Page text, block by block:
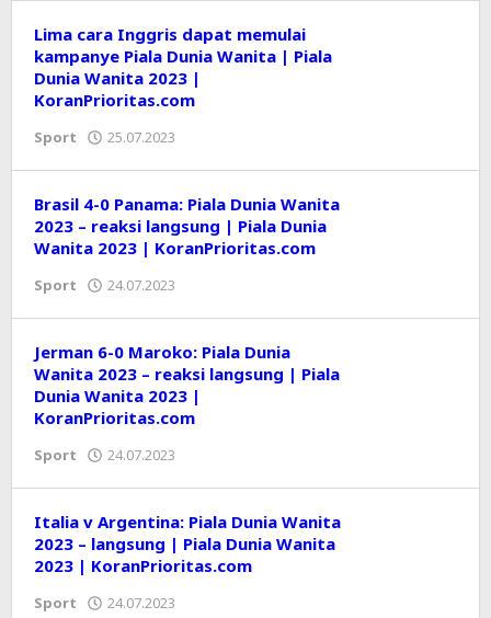
Lima cara Inggris dapat memulai
kampanye Piala Dunia Wanita | Piala
Dunia Wanita 2023 |
KoranPrioritas.com
Sport 25.07.2023
Brasil 4-0 Panama: Piala Dunia Wanita
2023 – reaksi langsung | Piala Dunia
Wanita 2023 | KoranPrioritas.com
Sport 24.07.2023
Jerman 6-0 Maroko: Piala Dunia
Wanita 2023 – reaksi langsung | Piala
Dunia Wanita 2023 |
KoranPrioritas.com
Sport 24.07.2023
Italia v Argentina: Piala Dunia Wanita
2023 – langsung | Piala Dunia Wanita
2023 | KoranPrioritas.com
Sport 24.07.2023